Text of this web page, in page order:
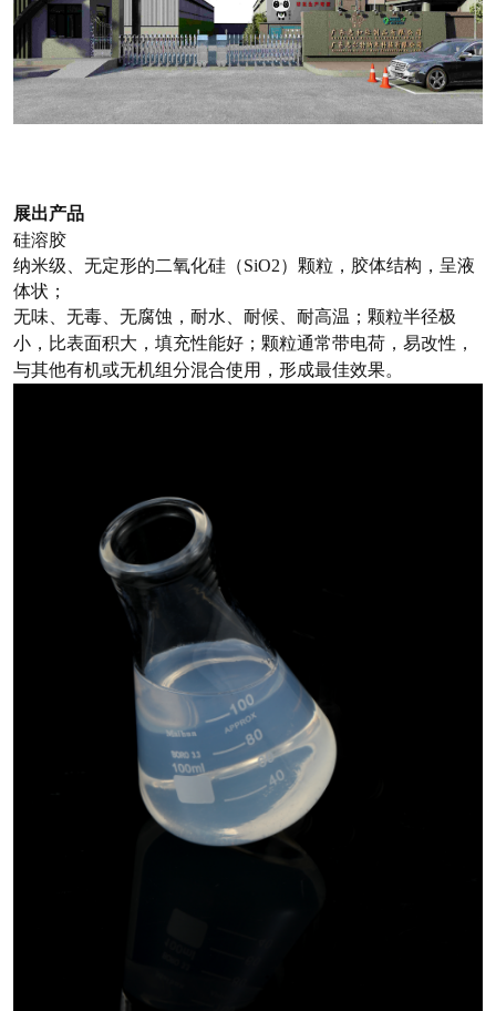
展出产品
硅溶胶
纳米级、无定形的二氧化硅（SiO2）颗粒，胶体结构，呈液
体状；
无味、无毒、无腐蚀，耐水、耐候、耐高温；颗粒半径极
小，比表面积大，填充性能好；颗粒通常带电荷，易改性，
与其他有机或无机组分混合使用，形成最佳效果。